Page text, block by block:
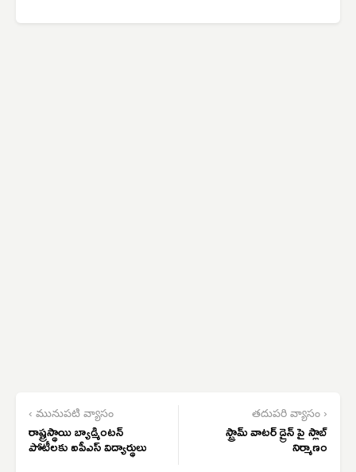
‹ మునుపటి వ్యాసం
రాష్ట్రస్థాయి బ్యాడ్మింటన్
పోటీలకు ఐపీఎస్ విద్యార్థులు
తదుపరి వ్యాసం ›
స్ట్రామ్ వాటర్ డ్రైన్ పై స్లాబ్
నిర్మాణం